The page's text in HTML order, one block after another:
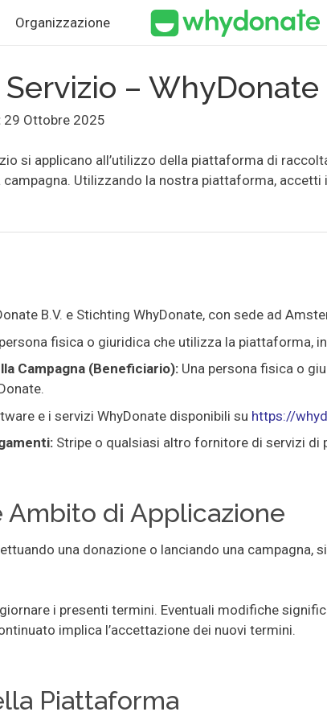
Organizzazione
– WhyDonate
29 Ottobre 2025
si applicano all’utilizzo della piattaforma di
Utilizzando la nostra piattaforma,
B.V. e Stichting WhyDonate, con sede ad
fisica o giuridica che utilizza la piattaforma,
Campagna (Beneficiario):Una persona fisica o
e i servizi WhyDonate disponibili su https://
Stripe o qualsiasi altro fornitore di servizi di
Ambito di Applicazione
una donazione o lanciando una campagna,
i presenti termini. Eventuali modifiche
implica l’accettazione dei nuovi termini.
Piattaforma